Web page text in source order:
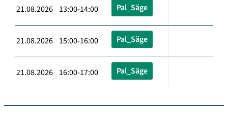
21.08.2026 13:00-14:00 Pal_Säge
21.08.2026 15:00-16:00 Pal_Säge
21.08.2026 16:00-17:00 Pal_Säge